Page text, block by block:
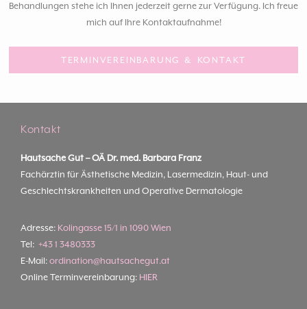
Behandlungen stehe ich Ihnen jederzeit gerne zur Verfügung. Ich freue
mich auf Ihre Kontaktaufnahme!
TERMINVEREINBARUNG & KONTAKT
Kontakt
Hautsache Gut –OÄ Dr. med. Barbara Franz
Fachärztin für Ästhetische Medizin, Lasermedizin, Haut- und
Geschlechtskrankheiten und Operative Dermatologie
Adresse: Kolingasse 15/1 in 1090 Wien
Tel: +43 1 3480333
E-Mail: ordination@hautsachegut.at
Online Terminvereinbarung: HIER